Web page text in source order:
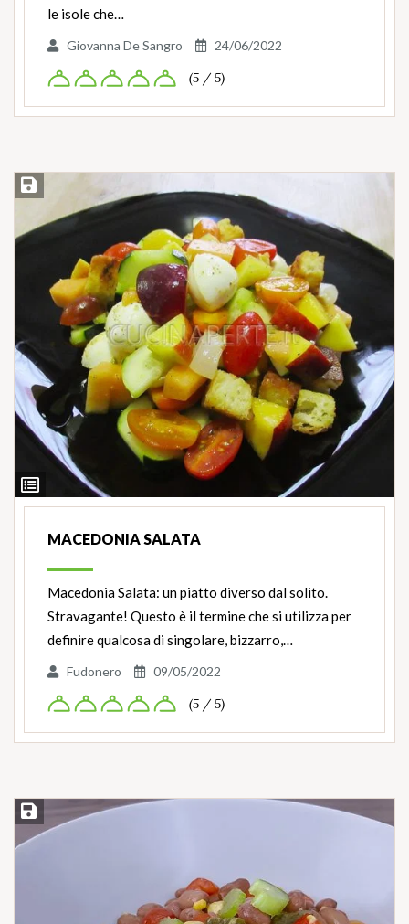
le isole che…
Giovanna De Sangro 24/06/2022
(5 / 5)
Ingredienti
Salva ricetta
MACEDONIA SALATA
Macedonia Salata: un piatto diverso dal solito.
Stravagante! Questo è il termine che si utilizza per
definire qualcosa di singolare, bizzarro,…
Fudonero 09/05/2022
(5 / 5)
Salva ricetta